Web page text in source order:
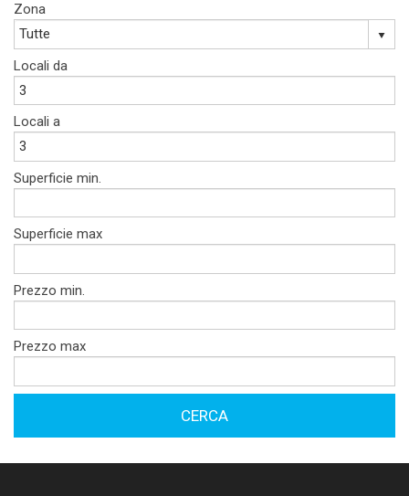
Zona
Locali da
Locali a
Superficie min.
Superficie max
Prezzo min.
Prezzo max